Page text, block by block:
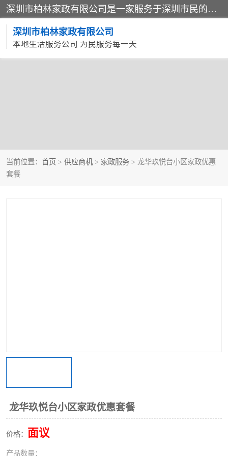
深圳市柏林家政有限公司是一家服务于深圳市民的专业家政公司。致力于为客户提供高质量、多维度的家庭服务，包括养老、母婴、月嫂育婴早教、康复理疗、家电清洗和保洁等方面的专业服务。
深圳市柏林家政有限公司
本地生活服务公司 为民服务每一天
当前位置： 首页 > 供应商机 > 家政服务 > 龙华玖悦台小区家政优惠
套餐
龙华玖悦台小区家政优惠套餐
价格： 面议
产品数量：